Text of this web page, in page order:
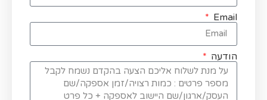
Email
הודעה